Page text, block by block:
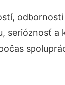
serióznosť